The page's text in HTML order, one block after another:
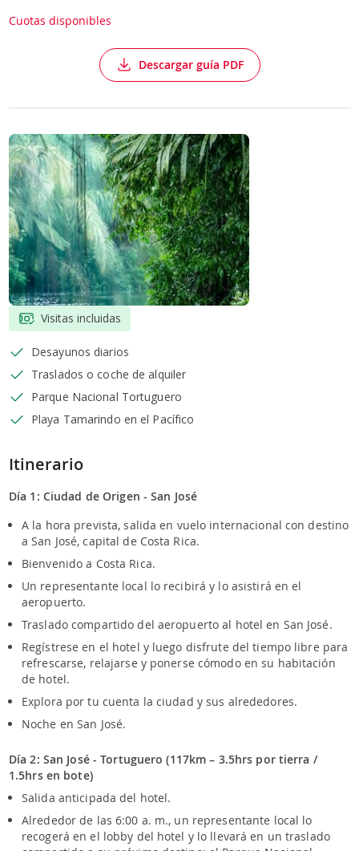
Cuotas disponibles
Descargar guía PDF
Visitas incluidas
Desayunos diarios
Traslados o coche de alquiler
Parque Nacional Tortuguero
Playa Tamarindo en el Pacífico
Itinerario
Día 1: Ciudad de Origen - San José
A la hora prevista, salida en vuelo internacional con destino
a San José, capital de Costa Rica.
Bienvenido a Costa Rica.
Un representante local lo recibirá y lo asistirá en el
aeropuerto.
Traslado compartido del aeropuerto al hotel en San José.
Regístrese en el hotel y luego disfrute del tiempo libre para
refrescarse, relajarse y ponerse cómodo en su habitación
de hotel.
Explora por tu cuenta la ciudad y sus alrededores.
Noche en San José.
Día 2: San José - Tortuguero (117km – 3.5hrs por tierra /
1.5hrs en bote)
Salida anticipada del hotel.
Alrededor de las 6:00 a. m., un representante local lo
recogerá en el lobby del hotel y lo llevará en un traslado